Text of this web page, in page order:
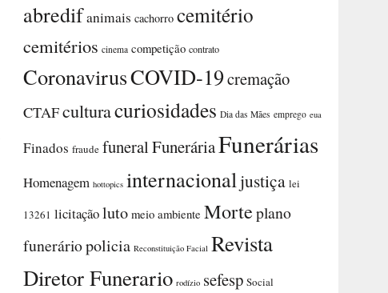
abredifanimais cachorro cemitério
cemitérios cinema competição contrato
CoronavirusCOVID-19cremação
CTAFculturacuriosidades Dia das Mães emprego eua
Finados fraude funeralFuneráriaFunerárias
Homenagem hottopics internacionaljustiça lei
13261 licitaçãoluto meio ambiente Morteplano
funeráriopolicia Reconstituição Facial Revista
Diretor Funerario rodízio sefesp Social